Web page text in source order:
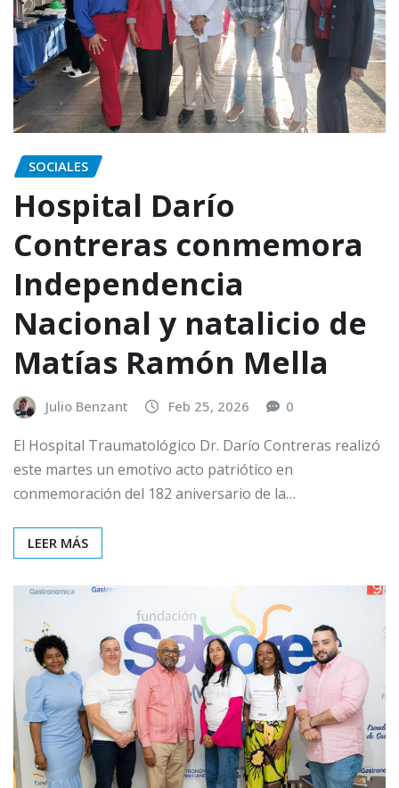
SOCIALES
Hospital Darío
Contreras conmemora
Independencia
Nacional y natalicio de
Matías Ramón Mella
Julio Benzant Feb 25, 2026 0
El Hospital Traumatológico Dr. Darío Contreras realizó
este martes un emotivo acto patriótico en
conmemoración del 182 aniversario de la…
LEER MÁS